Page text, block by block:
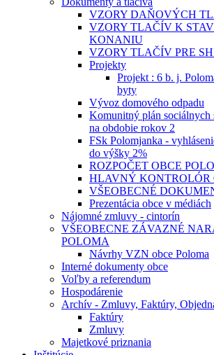
VZORY DAŇOVÝCH
VZORY TLAČÍV K
KONANIU
VZORY TLAČÍV PRE
Projekty
Projekt : 6 b. j.
byty
Vývoz domového odpadu
Komunitný plán sociálnych
na obdobie rokov 2
FSk Polomjanka -
do výšky 2%
ROZPOČET OBCE
HLAVNÝ KONTROLÓR
VŠEOBECNÉ
Prezentácia obce v médiách
Nájomné zmluvy - cintorín
VŠEOBECNE ZÁVAZNÉ
POLOMA
Návrhy VZN obce Poloma
Interné dokumenty obce
Voľby a referendum
Hospodárenie
Archív - Zmluvy, Faktúry,
Faktúry
Zmluvy
Majetkové priznania